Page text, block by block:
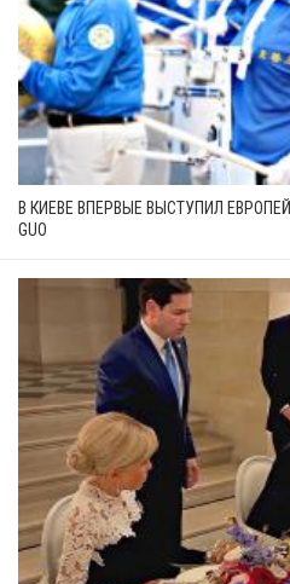
В КИЕВЕ ВПЕРВЫЕ ВЫСТУПИЛ
GUO